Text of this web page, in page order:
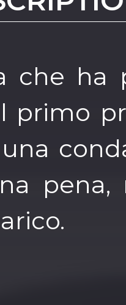
che ha
primo
pena,